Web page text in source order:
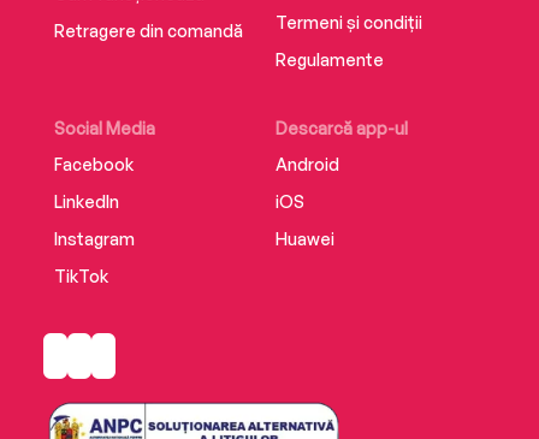
Retragere din comandă
Social Media
Facebook
LinkedIn
Instagram
TikTok
Descarcă app-ul
Android
iOS
Huawei
Termeni și condiții
Regulamente